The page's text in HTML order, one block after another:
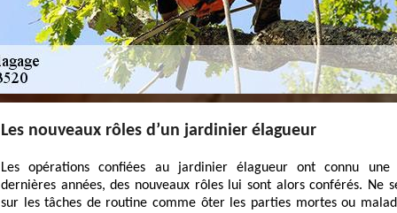
Les nouveaux rôles d’un jardinier élagueur
Les opérations confiées au jardinier élagueur ont connu une
dernières années, des nouveaux rôles lui sont alors conférés. Ne
sur les tâches de routine comme ôter les parties mortes ou